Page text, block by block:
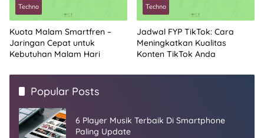
Techno
Kuota Malam Smartfren –
Jaringan Cepat untuk
Kebutuhan Malam Hari
Techno
Jadwal FYP TikTok: Cara
Meningkatkan Kualitas
Konten TikTok Anda
Popular Posts
6 Player Musik Terbaik Di Smartphone
Paling Update